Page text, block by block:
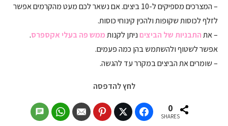
– המצרכים מספיקים ל-10 ביצים. אם נשאר לכם מעט מהקרמים אפשר
לזלף לכוסות שקופות ולהכין קינוחי כוסות.
– אתהתבניות של הביציםניתן לקנותממש פה בעלי אקספרס.
אפשר לשטוף ולהשתמש בהן כמה פעמים.
– שומרים את הביצים במקרר עד להגשה.
לחץ להדפסה
0
SHARES